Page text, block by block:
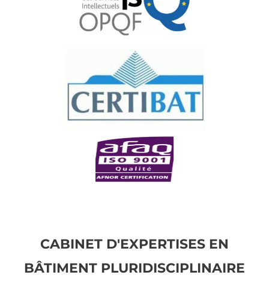
CABINET D'EXPERTISES EN
BÂTIMENT PLURIDISCIPLINAIRE